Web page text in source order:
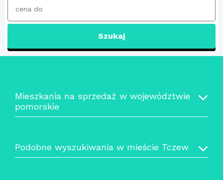
Szukaj
Mieszkania na sprzedaż w województwie
pomorskie
Podobne wyszukiwania w mieście Tczew